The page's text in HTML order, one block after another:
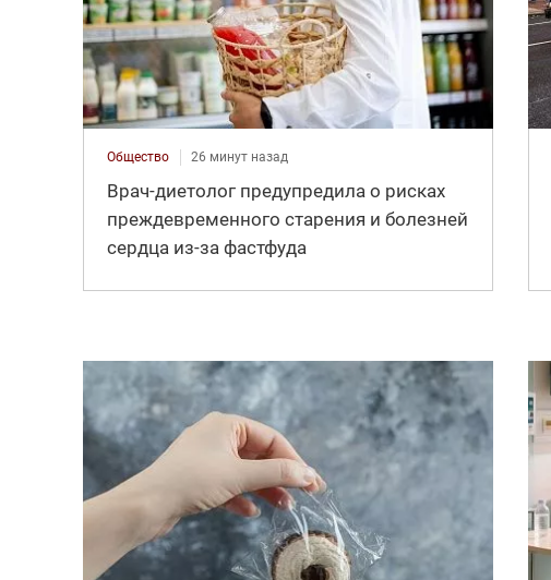
Общество 26 минут назад
Врач-диетолог предупредила о рисках
преждевременного старения и болезней
сердца из-за фастфуда